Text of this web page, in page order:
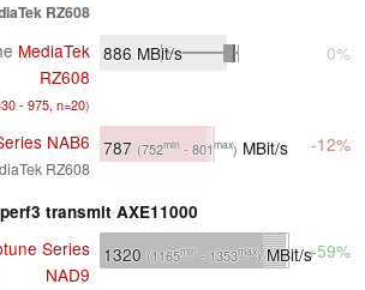
RZ608
MediaTek
RZ608
- 975, n=20)
886 MBit/s 0%
NAB6
RZ608
787 (752min - 801max) MBit/s -12%
transmit AXE11000
Series
NAD9
1320 (1165min - 1353max)MBit/s+59%